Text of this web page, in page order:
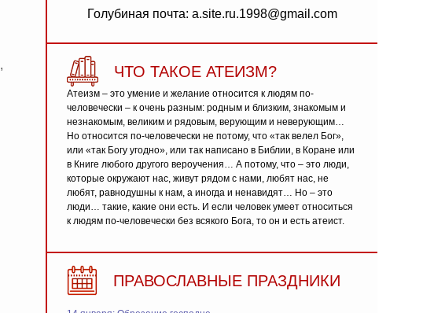
,
Голубиная почта: a.site.ru.1998@gmail.com
ЧТО ТАКОЕ АТЕИЗМ?
Атеизм – это умение и желание относится к людям по-
человечески – к очень разным: родным и близким, знакомым и
незнакомым, великим и рядовым, верующим и неверующим…
Но относится по-человечески не потому, что «так велел Бог»,
или «так Богу угодно», или так написано в Библии, в Коране или
в Книге любого другого вероучения… А потому, что – это люди,
которые окружают нас, живут рядом с нами, любят нас, не
любят, равнодушны к нам, а иногда и ненавидят… Но – это
люди… такие, какие они есть. И если человек умеет относиться
к людям по-человечески без всякого Бога, то он и есть атеист.
ПРАВОСЛАВНЫЕ ПРАЗДНИКИ